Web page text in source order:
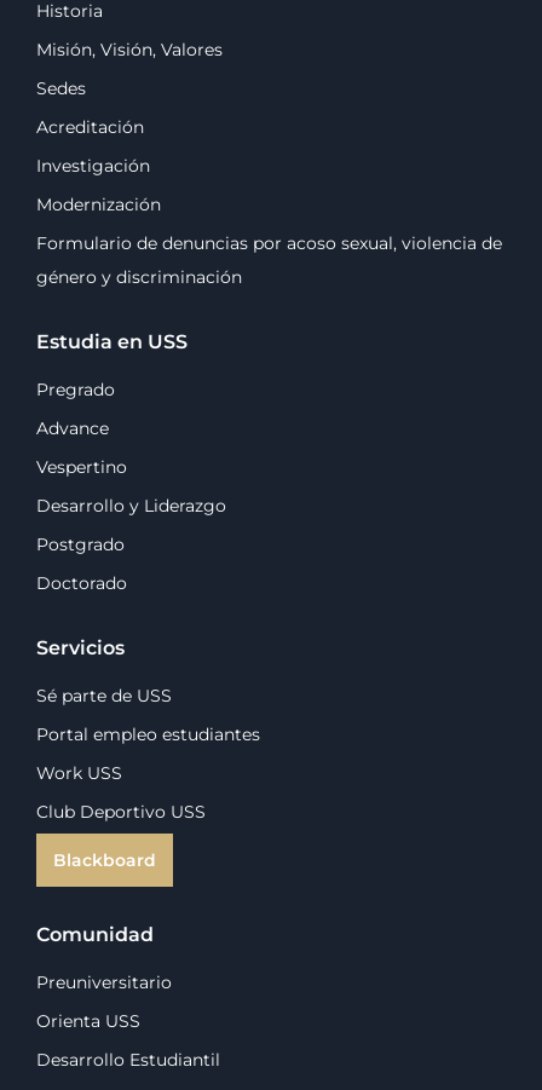
Historia
Misión, Visión, Valores
Sedes
Acreditación
Investigación
Modernización
Formulario de denuncias por acoso sexual, violencia de
género y discriminación
Estudia en USS
Pregrado
Advance
Vespertino
Desarrollo y Liderazgo
Postgrado
Doctorado
Servicios
Sé parte de USS
Portal empleo estudiantes
Work USS
Club Deportivo USS
Blackboard
Comunidad
Preuniversitario
Orienta USS
Desarrollo Estudiantil